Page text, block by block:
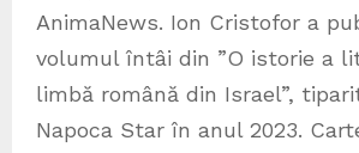
AnimaNews. Ion Cristofor a
volumul întâi din ”O istorie a
limbă română din Israel”,
Napoca Star în anul 2023.